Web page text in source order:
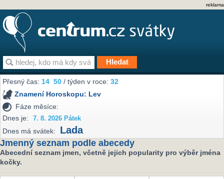
reklama
Přesný čas:14 50 / týden v roce:32
Znamení Horoskopu: Lev
Fáze měsíce:
Dnes je:
7. 8. 2026 Pátek
Dnes má svátek: Lada
Jmenný seznam podle abecedy
Abecední seznam jmen, včetně jejich popularity pro výběr jména
kočky.